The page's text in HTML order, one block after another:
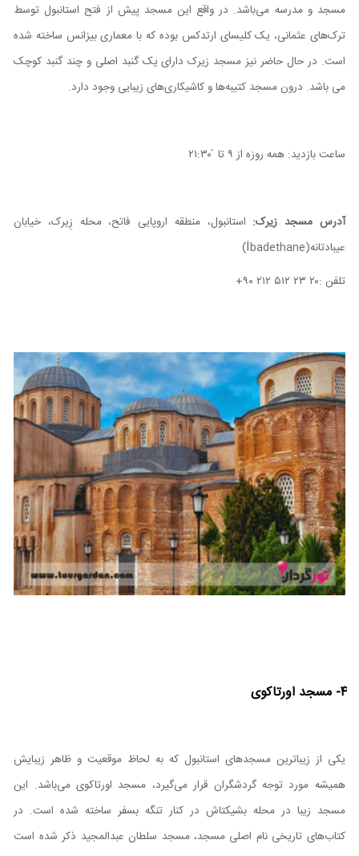
مسجد و مدرسه می‌باشد. در‌ واقع این مسجد پیش از فتح استانبول توسط
ترک‌های عثمانی، یک کلیسای ارتدکس بوده که با معماری بیزانس ساخته شده
است. در حال حاضر نیز مسجد زیرک دارای یک گنبد اصلی و چند گنبد کوچک
می باشد. درون مسجد کتیبه‌ها و کاشیکاری‌های زیبایی وجود دارد.
ساعت بازدید: همه روزه از ۹ تا ́ ۲۱:۳۰
آدرس مسجد زیرک: استانبول، منطقه‌ اروپایی فاتح، محله‌ زِیرک، خیابان
عیبادتانه(İbadethane)
تلفن :۲۰ ۲۳ ۵۱۲ ۲۱۲ ۹۰+
۴- مسجد اورتاکوی
یکی از زیبا‌ترین مسجد‌های استانبول که به لحاظ موقعیت و ظاهر زیبایش
همیشه مورد توجه گردشگران قرار می‌گیرد، مسجد اورتاکوی می‌باشد. این
مسجد زیبا در محله بشیکتاش در کنار تنگه بسفر ساخته شده است. در
کتاب‌های تاریخی نام اصلی مسجد، مسجد سلطان عبدالمجید ذکر شده است